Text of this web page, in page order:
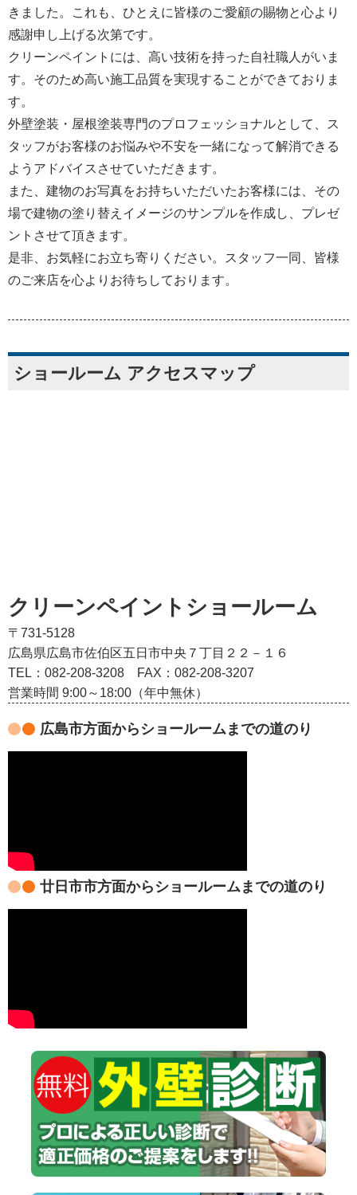
きました。これも、ひとえに皆様のご愛顧の賜物と心より
感謝申し上げる次第です。
クリーンペイントには、高い技術を持った自社職人がいま
す。そのため高い施工品質を実現することができておりま
す。
外壁塗装・屋根塗装専門のプロフェッショナルとして、ス
タッフがお客様のお悩みや不安を一緒になって解消できる
ようアドバイスさせていただきます。
また、建物のお写真をお持ちいただいたお客様には、その
場で建物の塗り替えイメージのサンプルを作成し、プレゼ
ントさせて頂きます。
是非、お気軽にお立ち寄りください。スタッフ一同、皆様
のご来店を心よりお待ちしております。
ショールーム アクセスマップ
クリーンペイントショールーム
〒731-5128
広島県広島市佐伯区五日市中央７丁目２２－１６
TEL：082‐208‐3208
FAX：082-208-3207
営業時間 9:00～18:00（年中無休）
広島市方面からショールームまでの道のり
廿日市市方面からショールームまでの道のり